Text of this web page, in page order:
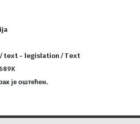
text - legislation / Text
је оштећен.